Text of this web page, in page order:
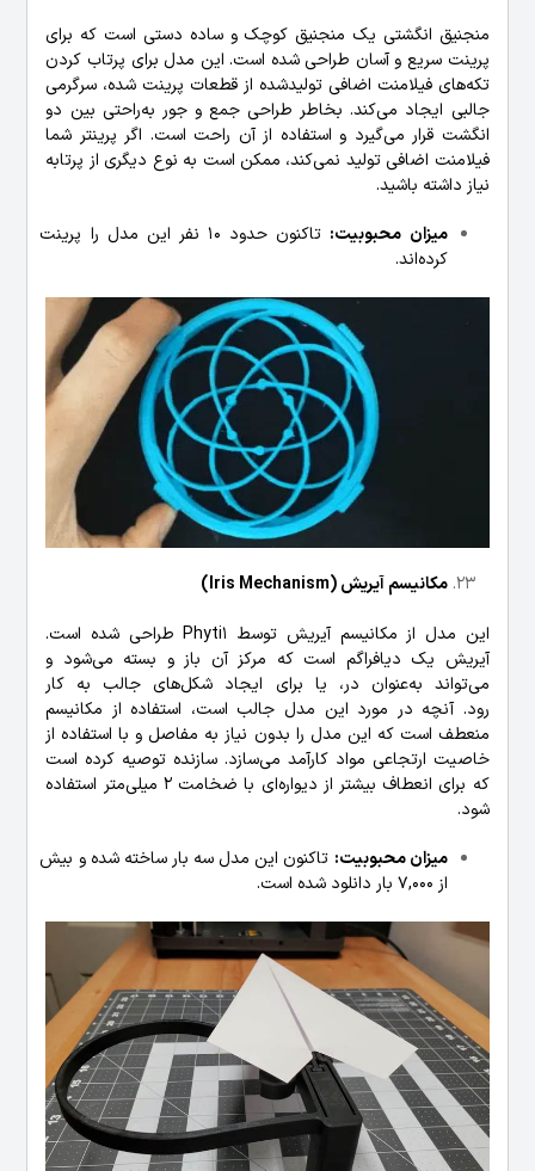
منجنیق انگشتی یک منجنیق کوچک و ساده دستی است که برای
پرینت سریع و آسان طراحی شده است. این مدل برای پرتاب کردن
تکه‌های فیلامنت اضافی تولیدشده از قطعات پرینت شده، سرگرمی
جالبی ایجاد می‌کند. بخاطر طراحی جمع و جور به‌راحتی بین دو
انگشت قرار می‌گیرد و استفاده از آن راحت است. اگر پرینتر شما
فیلامنت اضافی تولید نمی‌کند، ممکن است به نوع دیگری از پرتابه
نیاز داشته باشید.
میزان محبوبیت:
تاکنون حدود 10 نفر این مدل را پرینت
کرده‌اند.
مکانیسم آیریش (Iris Mechanism)
این مدل از مکانیسم آیریش توسط Phyti1 طراحی شده است.
آیریش یک دیافراگم است که مرکز آن باز و بسته می‌شود و
می‌تواند به‌عنوان در، یا برای ایجاد شکل‌های جالب به کار
رود. آنچه در مورد این مدل جالب است، استفاده از مکانیسم
منعطف است که این مدل را بدون نیاز به مفاصل و با استفاده از
خاصیت ارتجاعی مواد کارآمد می‌سازد. سازنده توصیه کرده است
که برای انعطاف بیشتر از دیواره‌ای با ضخامت 2 میلی‌متر استفاده
شود.
میزان محبوبیت: تاکنون این مدل سه بار ساخته شده و بیش
از 7,000 بار دانلود شده است.